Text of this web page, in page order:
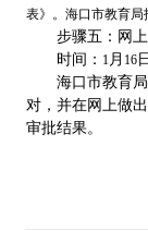
表》。海口市教育局
步骤五：网上
时间： 1月 16日
海口市教育局
对，并在网上做
审批结果。